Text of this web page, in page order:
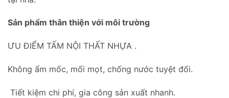
Sản phẩm thân thiện với môi trường
ƯU ĐIỂM TẤM NỘI THẤT NHỰA .
Không ẩm mốc, mối mọt, chống nước tuyệt đối.
Tiết kiệm chi phí, gia công sản xuất nhanh.